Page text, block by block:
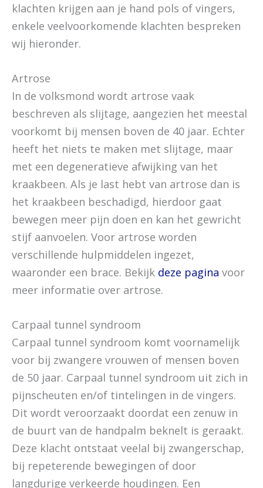
klachten krijgen aan je hand pols of vingers,
enkele veelvoorkomende klachten bespreken
wij hieronder.
Artrose
In de volksmond wordt artrose vaak
beschreven als slijtage, aangezien het meestal
voorkomt bij mensen boven de 40 jaar. Echter
heeft het niets te maken met slijtage, maar
met een degeneratieve afwijking van het
kraakbeen. Als je last hebt van artrose dan is
het kraakbeen beschadigd, hierdoor gaat
bewegen meer pijn doen en kan het gewricht
stijf aanvoelen. Voor artrose worden
verschillende hulpmiddelen ingezet,
waaronder een brace. Bekijk deze pagina voor
meer informatie over artrose.
Carpaal tunnel syndroom
Carpaal tunnel syndroom komt voornamelijk
voor bij zwangere vrouwen of mensen boven
de 50 jaar. Carpaal tunnel syndroom uit zich in
pijnscheuten en/of tintelingen in de vingers.
Dit wordt veroorzaakt doordat een zenuw in
de buurt van de handpalm beknelt is geraakt.
Deze klacht ontstaat veelal bij zwangerschap,
bij repeterende bewegingen of door
langdurige verkeerde houdingen. Een